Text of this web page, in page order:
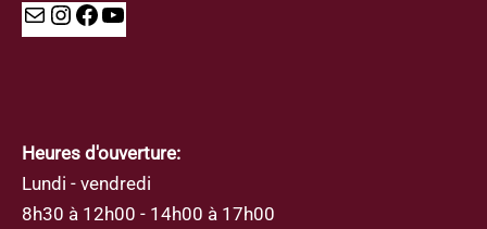
MailInstagram
Facebook
Heures d'ouverture:
Lundi - vendredi
8h30 à 12h00 - 14h00 à 17h00